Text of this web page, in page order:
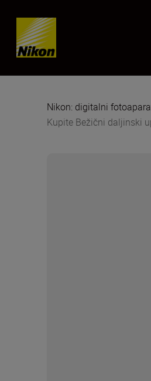
Skip content
Nikon: digitalni
Kupite Bežični daljinski